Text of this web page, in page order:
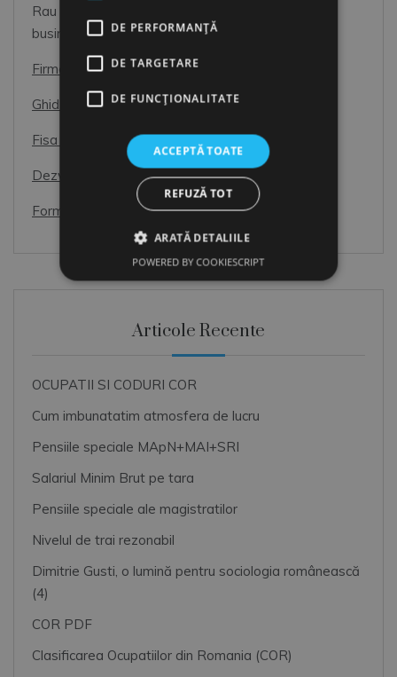
Rau necesar, sau Partener de incredere pentru
business?
Firme de Recrutare
Ghid de interviu pentru candidati
Fisa Postului
Dezvoltarea Resurselor Umane
Formular de Exit interviu
Articole Recente
OCUPATII SI CODURI COR
Cum imbunatatim atmosfera de lucru
Pensiile speciale MApN+MAI+SRI
Salariul Minim Brut pe tara
Pensiile speciale ale magistratilor
Nivelul de trai rezonabil
Dimitrie Gusti, o lumină pentru sociologia românească
(4)
COR PDF
Clasificarea Ocupatiilor din Romania (COR)
DE PERFORMANȚĂ
DE TARGETARE
DE FUNCŢIONALITATE
ACCEPTĂ TOATE
REFUZĂ TOT
ARATĂ DETALIILE
POWERED BY COOKIESCRIPT